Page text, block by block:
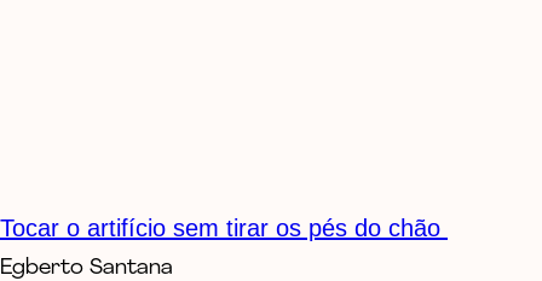
Tocar o artifício sem tirar os pés do chão
Egberto Santana